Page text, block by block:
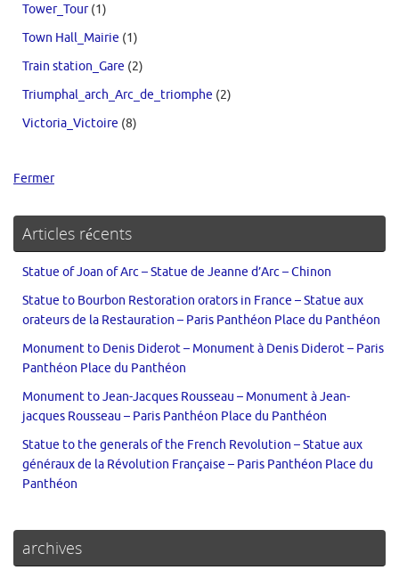
Tower_Tour(1)
Town Hall_Mairie (1)
Train station_Gare (2)
Triumphal_arch_Arc_de_triomphe (2)
Victoria_Victoire (8)
Fermer
Articles récents
Statue of Joan of Arc – Statue de Jeanne d’Arc – Chinon
Statue to Bourbon Restoration orators in France – Statue aux
orateurs de la Restauration – Paris Panthéon Place du Panthéon
Monument to Denis Diderot – Monument à Denis Diderot – Paris
Panthéon Place du Panthéon
Monument to Jean-Jacques Rousseau – Monument à Jean-
jacques Rousseau – Paris Panthéon Place du Panthéon
Statue to the generals of the French Revolution – Statue aux
généraux de la Révolution Française – Paris Panthéon Place du
Panthéon
archives